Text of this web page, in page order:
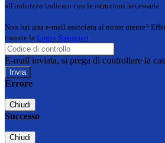
all'indirizzo indicato con le istruzioni necessarie.
Non hai una e-mail associata al nome utente?
tramite la Login Spaggiari
E-mail inviata, si prega di controllare la
Errore
Chiudi
Successo
Chiudi